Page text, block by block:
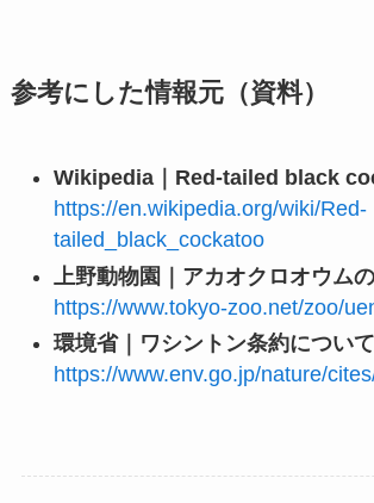
参考にした情報元（資料）
Wikipedia｜Red-tailed black
https://en.wikipedia.org/wiki/Red-
tailed_black_cockatoo
上野動物園｜アカオクロオウム
https://www.tokyo-zoo.net/zoo/
環境省｜ワシントン条約について
https://www.env.go.jp/nature/